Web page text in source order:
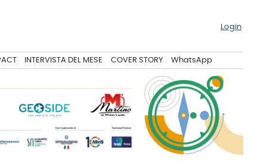
Login
INTERVISTA DEL MESE COVER STORY WhatsApp